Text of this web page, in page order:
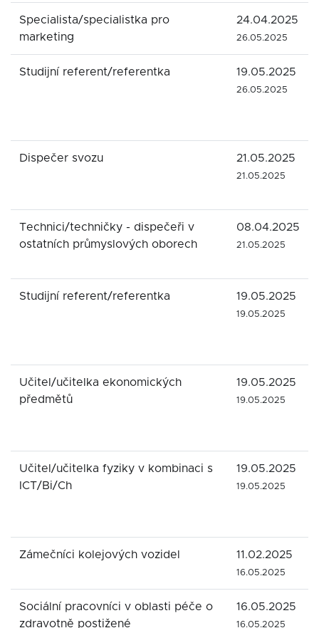
Specialista/specialistka pro
marketing
24.04.2025
26.05.2025
Studijní referent/referentka 19.05.2025
26.05.2025
Dispečer svozu 21.05.2025
21.05.2025
Technici/techničky - dispečeři v
ostatních průmyslových oborech
08.04.2025
21.05.2025
Studijní referent/referentka 19.05.2025
19.05.2025
Učitel/učitelka ekonomických
předmětů
19.05.2025
19.05.2025
Učitel/učitelka fyziky v kombinaci s
ICT/Bi/Ch
19.05.2025
19.05.2025
Zámečníci kolejových vozidel 11.02.2025
16.05.2025
Sociální pracovníci v oblasti péče o
zdravotně postižené
16.05.2025
16.05.2025